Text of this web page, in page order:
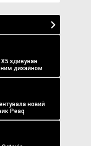
X5 здивував
дизайном
новий
Peaq